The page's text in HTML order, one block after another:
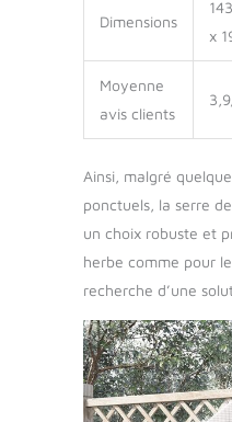
Dimensions
x
Moyenne
avis clients
Ainsi, malgré
ponctuels, la serre
un choix robuste et
herbe comme pour
recherche d’une